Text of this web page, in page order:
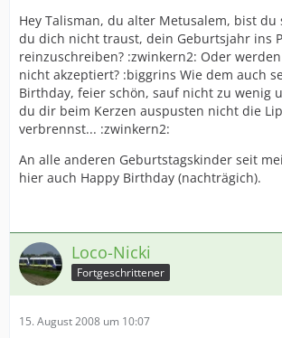
Hey Talisman, du alter Metusalem, bist du
du dich nicht traust, dein Geburtsjahr ins
reinzuschreiben? :zwinkern2: Oder
nicht akzeptiert? :biggrins Wie dem auch
Birthday, feier schön, sauf nicht zu wenig
du dir beim Kerzen auspusten nicht die
verbrennst... :zwinkern2:
An alle anderen Geburtstagskinder seit
hier auch Happy Birthday (nachträgich).
Loco-Nicki
Fortgeschrittener
15. August 2008 um 10:07